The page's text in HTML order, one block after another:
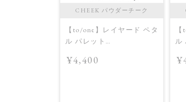
CHEEK パウダーチーク
【to/one】レイヤード ペタ
ル パレット
AW Collection＞EX04
¥4,400
ル